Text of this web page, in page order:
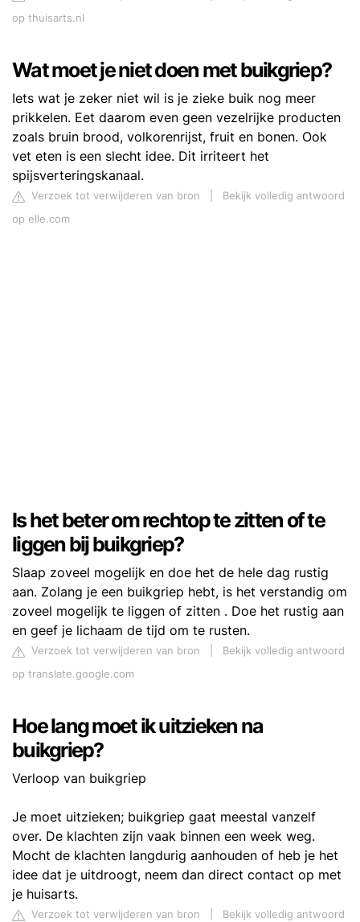
op thuisarts.nl
Wat moet je niet doen met buikgriep?
Iets wat je zeker niet wil is je zieke buik nog meer
prikkelen. Eet daarom even geen vezelrijke producten
zoals bruin brood, volkorenrijst, fruit en bonen. Ook
vet eten is een slecht idee. Dit irriteert het
spijsverteringskanaal.
Verzoek tot verwijderen van bron
Bekijk volledig antwoord
op elle.com
Is het beter om rechtop te zitten of te
liggen bij buikgriep?
Slaap zoveel mogelijk en doe het de hele dag rustig
aan. Zolang je een buikgriep hebt, is het verstandig om
zoveel mogelijk te liggen of zitten . Doe het rustig aan
en geef je lichaam de tijd om te rusten.
Verzoek tot verwijderen van bron
Bekijk volledig antwoord
op translate.google.com
Hoe lang moet ik uitzieken na
buikgriep?
Verloop van buikgriep
Je moet uitzieken; buikgriep gaat meestal vanzelf
over. De klachten zijn vaak binnen een week weg.
Mocht de klachten langdurig aanhouden of heb je het
idee dat je uitdroogt, neem dan direct contact op met
je huisarts.
Verzoek tot verwijderen van bron
Bekijk volledig antwoord